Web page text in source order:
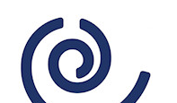
naar
inhoud